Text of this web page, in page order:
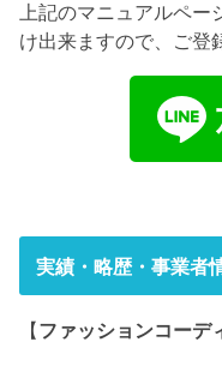
上記のマニュアルペ
け出来ますので、ご登
実績・略歴・事業者
【ファッションコーデ